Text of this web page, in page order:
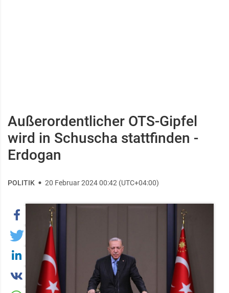
Außerordentlicher OTS-Gipfel
wird in Schuscha stattfinden -
Erdogan
POLITIK 20 Februar 2024 00:42 (UTC+04:00)